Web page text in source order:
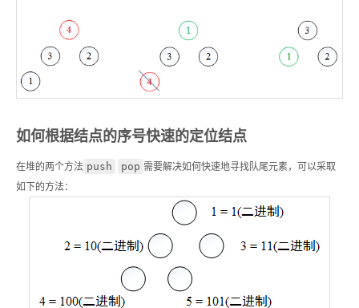
如何根据结点的序号快速的定位结点
在堆的两个方法 push pop 需要解决如何快速地寻找队尾元素，可以采取
如下的方法：